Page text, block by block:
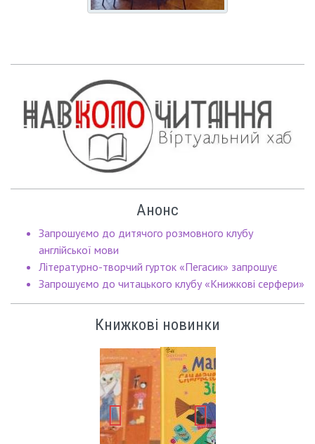
Анонс
Запрошуємо до дитячого розмовного клубу
англійської мови
Літературно-творчий гурток «Пегасик» запрошує
Запрошуємо до читацького клубу «Книжкові серфери»
Книжкові новинки